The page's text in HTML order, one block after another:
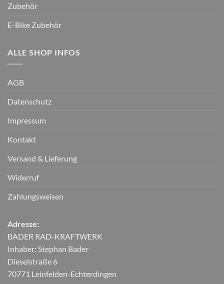
Zubehör
E-Bike Zubehör
ALLE SHOP INFOS
AGB
Datenschutz
Impressum
Kontakt
Versand & Lieferung
Widerruf
Zahlungsweisen
Adresse:
BADER RAD-KRAFTWERK
Inhaber: Stephan Bader
Dieselstraße 6
70771 Leinfelden-Echterdingen